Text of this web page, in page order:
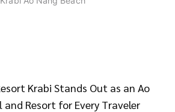
Krabi Stands Out as an Ao
and Resort for Every Traveler